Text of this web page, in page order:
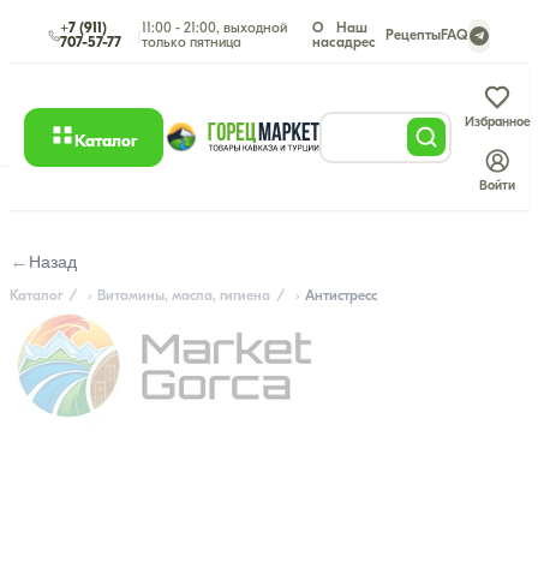
+7 (911)
707-57-77
11:00 - 21:00, выходной
только пятница
О
нас
Наш
адрес
РецептыFAQ
Каталог
Избранное
Войти
← Назад
Каталог Витамины, масла, гигиена Антистресс